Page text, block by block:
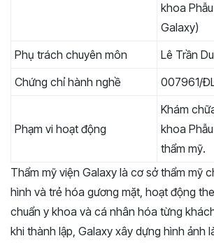
khoa
Galaxy)
Phụ trách chuyên môn
Lê Trần
Chứng chỉ hành nghề
007961/
Phạm vi hoạt động
Khám
khoa
thẩm mỹ.
Thẩm mỹ viện Galaxy là cơ sở thẩm mỹ
hình và trẻ hóa gương mặt, hoạt động
chuẩn y khoa và cá nhân hóa từng
khi thành lập, Galaxy xây dựng hình ảnh